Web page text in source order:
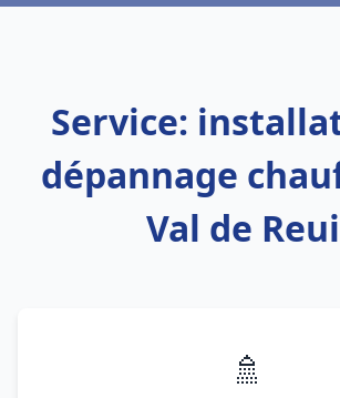
Service:
dépannage
Val de
🚿